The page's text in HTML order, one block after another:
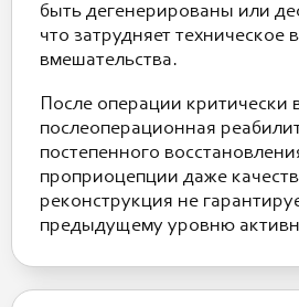
быть дегенерированы или
что затрудняет техническое
вмешательства.
После операции критически
послеоперационная
постепенного
проприоцепции даже
реконструкция не
предыдущему уровню